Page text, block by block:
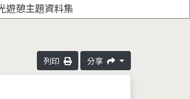
遊憩主題資料集
列印 分享